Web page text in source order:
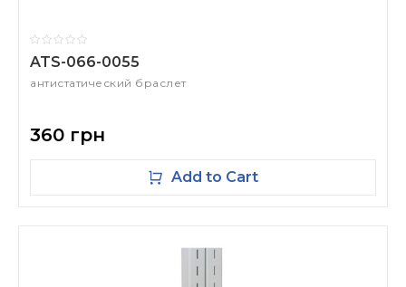
ATS-066-0055
антистатический браслет
360 грн
Add to Cart